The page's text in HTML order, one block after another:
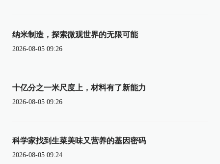
纳米制造，探索微观世界的无限可能
2026-08-05 09:26
十亿分之一米尺度上，材料有了新能力
2026-08-05 09:26
科学家找到生菜美味又营养的基因密码
2026-08-05 09:24